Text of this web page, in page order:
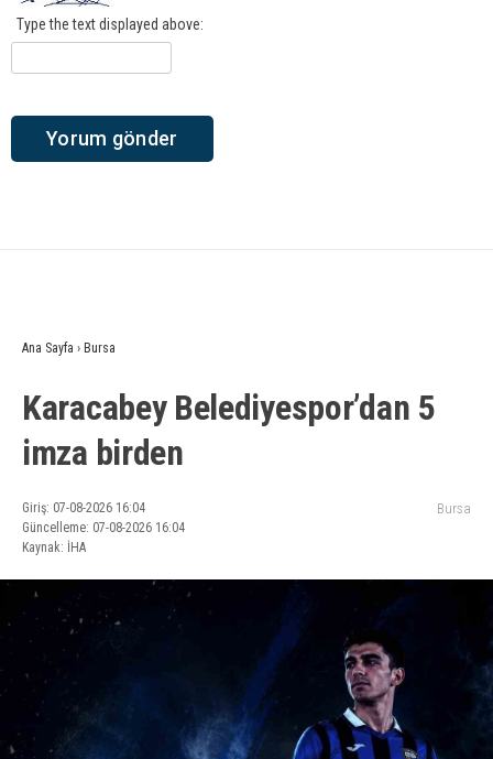
Type the text displayed above:
Ana Sayfa › Bursa
Karacabey Belediyespor’dan 5
imza birden
Giriş: 07-08-2026 16:04
Güncelleme: 07-08-2026 16:04
Kaynak: İHA
Bursa